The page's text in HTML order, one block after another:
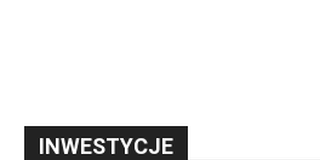
INWESTYCJE